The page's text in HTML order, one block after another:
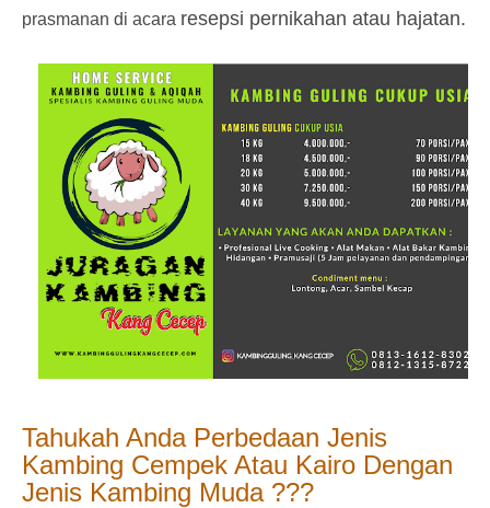
prasmanan di acara resepsi pernikahan atau hajatan.
Tahukah Anda Perbedaan Jenis
Kambing Cempek Atau Kairo Dengan
Jenis Kambing Muda ???